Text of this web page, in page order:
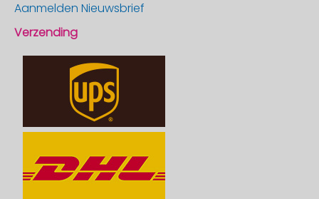
Aanmelden Nieuwsbrief
Verzending